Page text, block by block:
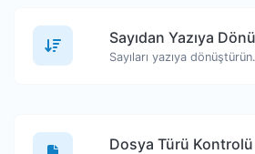
Sayıları yazıya dönüştürün.
Dosya Türü Kontrolü